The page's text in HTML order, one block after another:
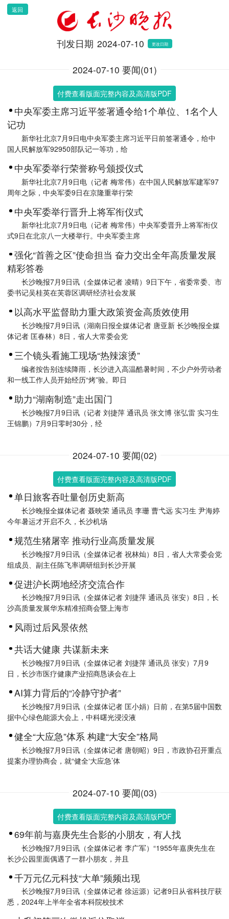
返回
刊发日期 2024-07-10 更改日期
2024-07-10 要闻(01)
付费查看版面完整内容及高清版PDF
中央军委主席习近平签署通令给1个单位、1名个人
记功
新华社北京7月9日电中央军委主席习近平日前签署通令，给中
国人民解放军92950部队记一等功，给
中央军委举行荣誉称号颁授仪式
新华社北京7月9日电（记者 梅常伟）在中国人民解放军建军97
周年之际，中央军委9日在京隆重举行荣
中央军委举行晋升上将军衔仪式
新华社北京7月9日电（记者 梅常伟）中央军委晋升上将军衔仪
式9日在北京八一大楼举行。中央军委主席
强化“首善之区”使命担当 奋力交出全年高质量发展
精彩答卷
长沙晚报7月9日讯（全媒体记者 凌晴）9日下午，省委常委、市
委书记吴桂英在芙蓉区调研经济社会发展
以高水平监督助力重大政策资金高质效使用
长沙晚报7月9日讯（湖南日报全媒体记者 唐亚新 长沙晚报全媒
体记者 匡春林）8日，省人大常委会党
三个镜头看施工现场“热辣滚烫”
编者按告别连续降雨，长沙进入高温酷暑时间，不少户外劳动者
和一线工作人员开始经历“烤”验。即日
助力“湖南制造”走出国门
长沙晚报7月9日讯（记者 刘捷萍 通讯员 张文博 张弘雷 实习生
王锦鹏）7月9日零时30分，经
2024-07-10 要闻(02)
付费查看版面完整内容及高清版PDF
单日旅客吞吐量创历史新高
长沙晚报全媒体记者 聂映荣 通讯员 李珊 曹弋远 实习生 尹海婷
今年暑运才开启不久，长沙机场
规范生猪屠宰 推动行业高质量发展
长沙晚报7月9日讯（全媒体记者 祝林灿）8日，省人大常委会党
组成员、副主任陈飞率调研组到长沙开展
促进沪长两地经济交流合作
长沙晚报7月9日讯（全媒体记者 刘捷萍 通讯员 张安）8日，长
沙高质量发展华东精准招商会暨上海市
风雨过后风景依然
共话大健康 共谋新未来
长沙晚报7月9日讯（全媒体记者 刘捷萍 通讯员 张安）7月9
日，长沙市医疗健康产业招商恳谈会在上
AI算力背后的“冷静守护者”
长沙晚报7月9日讯（全媒体记者 匡小娟）日前，在第5届中国数
据中心绿色能源大会上，中科曙光浸没液
健全“大应急”体系 构建“大安全”格局
长沙晚报7月9日讯（全媒体记者 唐朝昭）9日，市政协召开重点
提案办理协商会，就“健全‘大应急’体
2024-07-10 要闻(03)
付费查看版面完整内容及高清版PDF
69年前与嘉庚先生合影的小朋友，有人找
长沙晚报7月9日讯（全媒体记者 李广军）“1955年嘉庚先生在
长沙公园里面偶遇了一群小朋友，并且
千万元亿元科技“大单”频频出现
长沙晚报7月9日讯（全媒体记者 徐运源）记者9日从省科技厅获
悉，2024年上半年全省本科院校技术